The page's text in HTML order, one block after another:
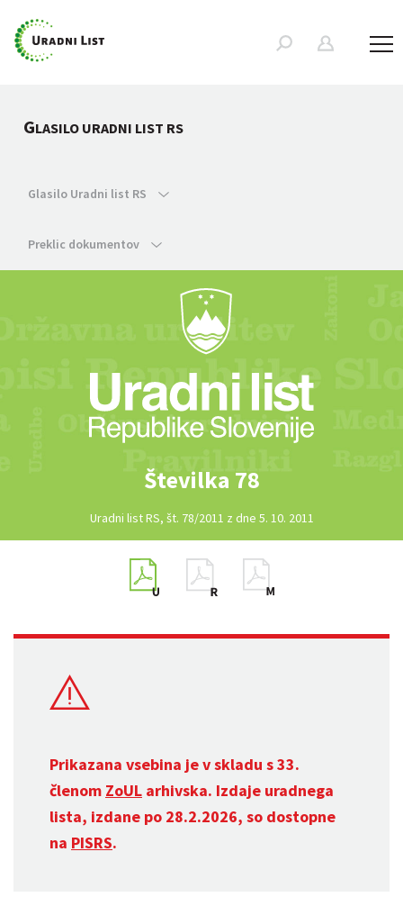
GLASILO URADNI LIST RS
Glasilo Uradni list RS
Preklic dokumentov
Številka 78
Uradni list RS, št. 78/2011 z dne 5. 10. 2011
Prikazana vsebina je v skladu s 33.
členom ZoUL arhivska. Izdaje uradnega
lista, izdane po 28.2.2026, so dostopne
na PISRS.